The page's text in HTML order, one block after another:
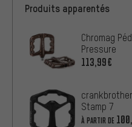
Produits apparentés
Chromag
Pressure
113,99€
Stamp 7
À PARTIR DE